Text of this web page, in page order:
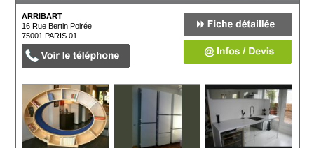
ARRIBART
16 Rue Bertin Poirée
75001PARIS 01